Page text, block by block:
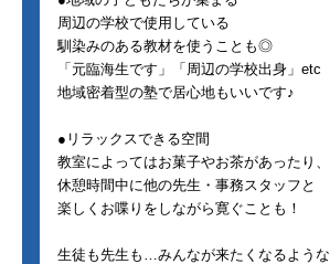
周辺の学校で使用している
馴染みのある教材を使うことも◎
「元臨海生です」「周辺の学校出身」etc
地域密着型の塾で居心地もいいです♪
●リラックスできる空間
教室によってはお菓子やお茶があったり、
休憩時間中に他の先生・事務スタッフと
楽しくお喋りをしながら寛ぐことも！
生徒も先生も…みんなが来たくなるような